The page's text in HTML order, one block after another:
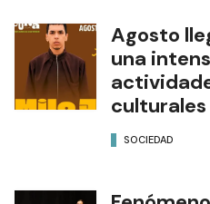
Agosto
una
SOCIEDAD